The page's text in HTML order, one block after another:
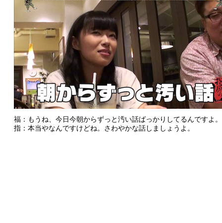
福：もうね、今日今朝からずっと汚い話ばっかりしてるんですよ。
指：本当やなんですけどね。さわやかな話しましょうよ。